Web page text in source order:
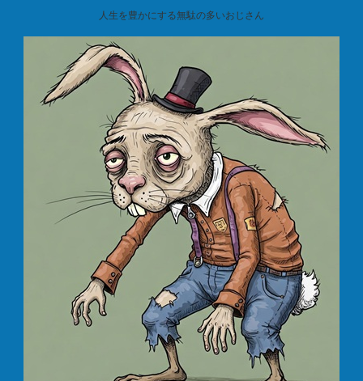
人生を豊かにする無駄の多いおじさん